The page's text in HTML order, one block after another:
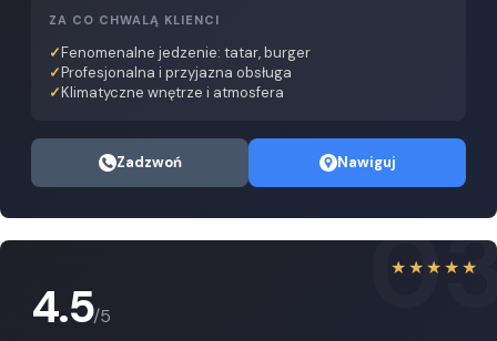
ZA CO CHWALĄ KLIENCI
Fenomenalne jedzenie: tatar, burger
Profesjonalna i przyjazna obsługa
Klimatyczne wnętrze i atmosfera
Zadzwoń Nawiguj
★★★★★
4.5/5